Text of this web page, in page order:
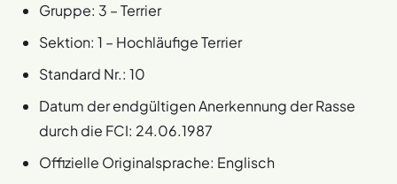
Gruppe: 3 – Terrier
Sektion: 1 – Hochläufige Terrier
Standard Nr.: 10
Datum der endgültigen Anerkennung der Rasse
durch die FCI: 24.06.1987
Offizielle Originalsprache: Englisch